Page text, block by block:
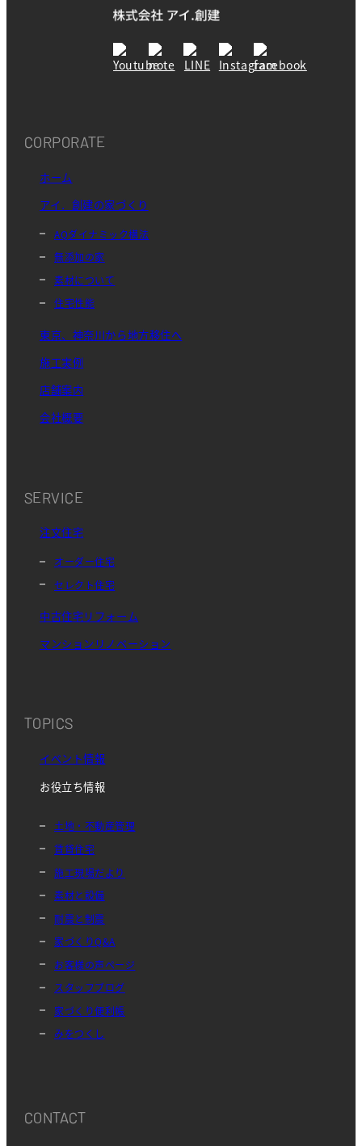
CORPORATE
ホーム
アイ．創建の家づくり
AQダイナミック構法
無添加の家
素材について
住宅性能
東京、神奈川から地方移住へ
施工実例
店舗案内
会社概要
SERVICE
注文住宅
オーダー住宅
セレクト住宅
中古住宅リフォーム
マンションリノベーション
TOPICS
イベント情報
お役立ち情報
土地・不動産管理
賃貸住宅
施工現場だより
素材と設備
耐震と制震
家づくりQ&A
お客様の声ページ
スタッフブログ
家づくり便利帳
みをつくし
CONTACT